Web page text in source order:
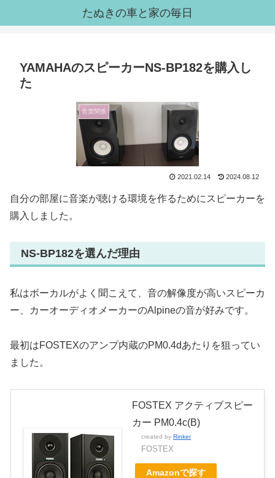
たぬきの車と家の毎日
YAMAHAのスピーカーNS-BP182を購入し
た
音楽関係
2021.02.14 2024.08.12
自分の部屋に音楽が聴ける環境を作るためにスピーカーを
購入しました。
NS-BP182を選んだ理由
私はボーカルがよく聞こえて、音の解像度が高いスピーカ
ー、カーオーディオメーカーのAlpineの音が好みです。
最初はFOSTEXのアンプ内蔵のPM0.4dあたりを狙ってい
ました。
FOSTEX アクティブスピー
カー PM0.4c(B)
created by Rinker
FOSTEX
Amazonで探す